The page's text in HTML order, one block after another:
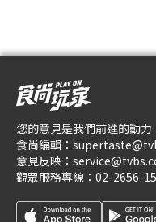
您的意見是我們前進的動
食尚編輯：
意見反映：
觀眾服務專線： 02-2656-